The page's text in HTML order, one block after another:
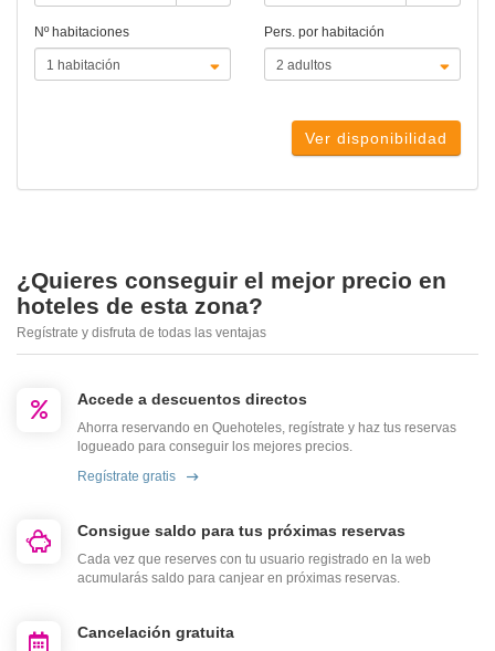
Nº habitaciones Pers. por habitación
Ver disponibilidad
¿Quieres conseguir el mejor precio en
hoteles de esta zona?
Regístrate y disfruta de todas las ventajas
Accede a descuentos directos
Ahorra reservando en Quehoteles, regístrate y haz tus reservas
logueado para conseguir los mejores precios.
Regístrate gratis
Consigue saldo para tus próximas reservas
Cada vez que reserves con tu usuario registrado en la web
acumularás saldo para canjear en próximas reservas.
Cancelación gratuita